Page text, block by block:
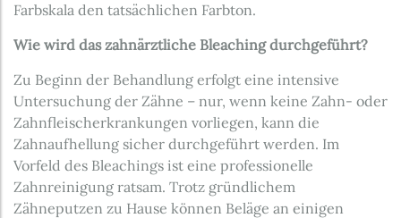
Farbskala den tatsächlichen Farbton.
Wie wird das zahnärztliche Bleaching durchgeführt?
Zu Beginn der Behandlung erfolgt eine intensive
Untersuchung der Zähne – nur, wenn keine Zahn- oder
Zahnfleischerkrankungen vorliegen, kann die
Zahnaufhellung sicher durchgeführt werden. Im
Vorfeld des Bleachings ist eine professionelle
Zahnreinigung ratsam. Trotz gründlichem
Zähneputzen zu Hause können Beläge an einigen